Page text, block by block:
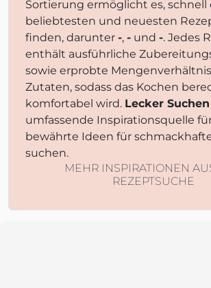
Sortierung ermöglicht es, schnell
beliebtesten und neuesten
finden, darunter -, - und -. Jedes
enthält ausführliche
sowie erprobte
Zutaten, sodass das Kochen
komfortabel wird. Lecker Suchen
umfassende Inspirationsquelle
bewährte Ideen für
suchen.
MEHR INSPIRATIONEN
REZEPTSUCHE